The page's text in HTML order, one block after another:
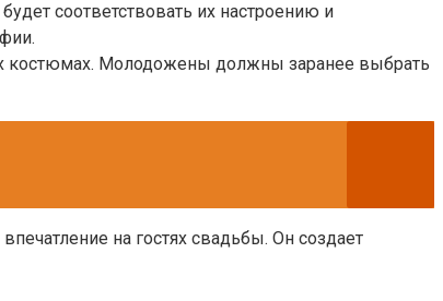
соответствовать их настроению и
костюмах. Молодожены должны заранее выбрать
на гостях свадьбы. Он создает